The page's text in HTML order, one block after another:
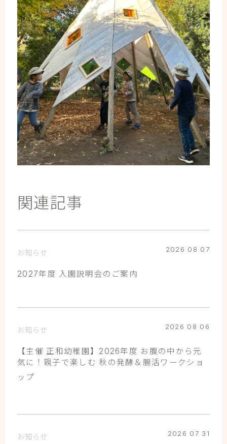
関連記事
お知らせ
2027年度 入園説明会のご案内
2026 08 07
お知らせ
【主催 正和幼稚園】2026年度 お腹の中から元
気に！親子で楽しむ 秋の発酵＆腸活ワークショ
ップ
2026 08 06
お知らせ 2026 07 31